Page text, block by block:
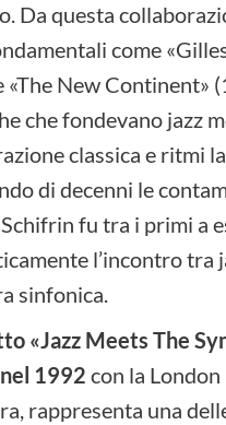
Da questa
come
«The New Continent»
che fondevano jazz
classica e ritmi
di decenni le
fu tra i primi a
l’incontro tra
sinfonica.
«Jazz Meets The
1992 con la
rappresenta una